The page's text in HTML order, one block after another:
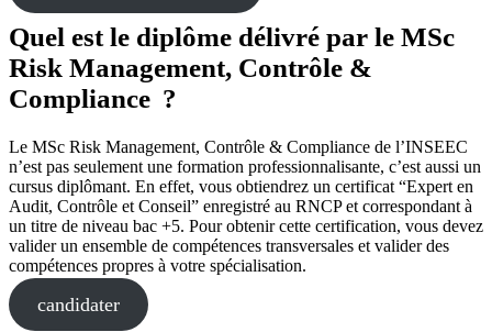
Quel est le diplôme délivré par le MSc
Risk Management, Contrôle &
Compliance ?
Le MSc Risk Management, Contrôle & Compliance de l’INSEEC
n’est pas seulement une formation professionnalisante, c’est aussi un
cursus diplômant. En effet, vous obtiendrez un certificat “Expert en
Audit, Contrôle et Conseil” enregistré au RNCP et correspondant à
un titre de niveau bac +5. Pour obtenir cette certification, vous devez
valider un ensemble de compétences transversales et valider des
compétences propres à votre spécialisation.
candidater